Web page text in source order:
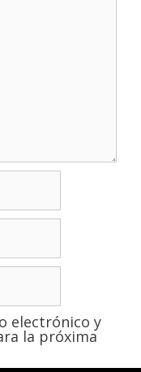
electrónico y
la próxima